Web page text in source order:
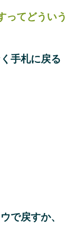
ってどういう
手札に戻る
で戻すか、